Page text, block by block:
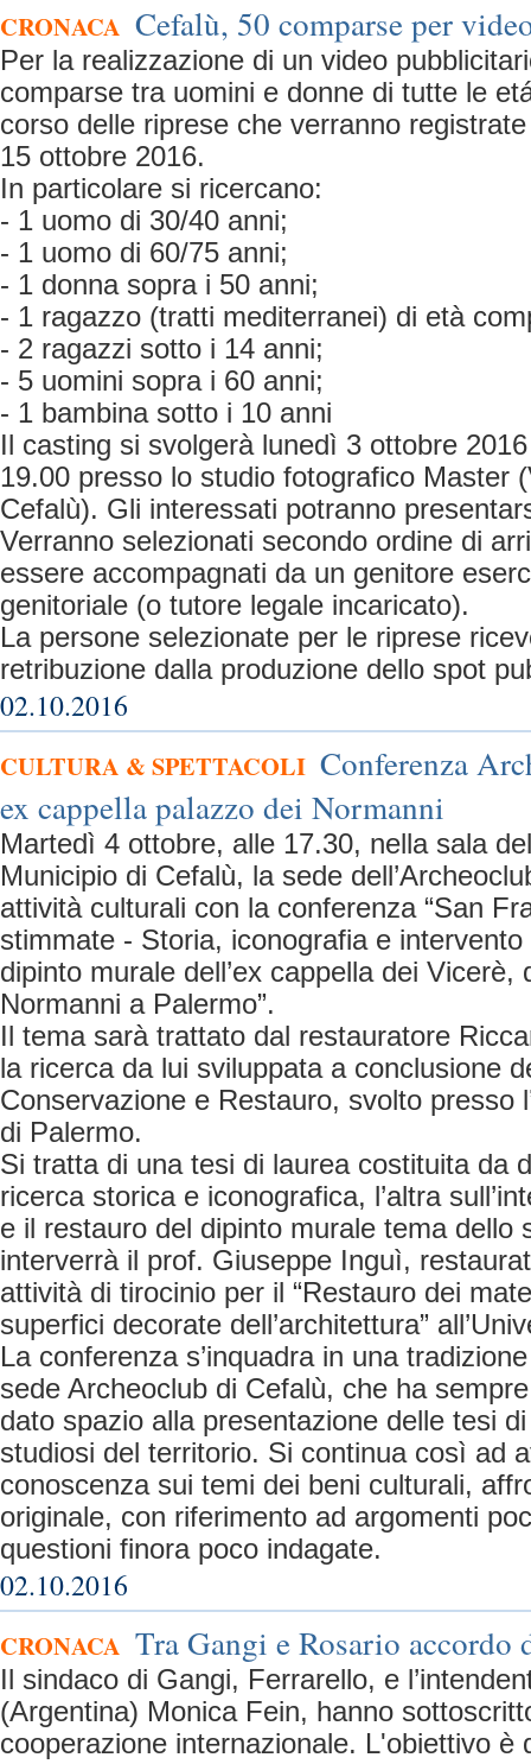
CRONACA Cefalù, 50 comparse per
Per la realizzazione di un video
comparse tra uomini e donne di tutte le
corso delle riprese che verranno
15 ottobre 2016.
In particolare si ricercano:
- 1 uomo di 30/40 anni;
- 1 uomo di 60/75 anni;
- 1 donna sopra i 50 anni;
- 1 ragazzo (tratti mediterranei) di età
- 2 ragazzi sotto i 14 anni;
- 5 uomini sopra i 60 anni;
- 1 bambina sotto i 10 anni
Il casting si svolgerà lunedì 3 ottobre
19.00 presso lo studio fotografico Master
Cefalù). Gli interessati potranno
Verranno selezionati secondo ordine di
essere accompagnati da un genitore
genitoriale (o tutore legale incaricato).
La persone selezionate per le riprese
retribuzione dalla produzione dello spot
02.10.2016
CULTURA & SPETTACOLI Conferenza
ex cappella palazzo dei Normanni
Martedì 4 ottobre, alle 17.30, nella sala
Municipio di Cefalù, la sede
attività culturali con la conferenza “San
stimmate - Storia, iconografia e
dipinto murale dell’ex cappella dei Vicerè,
Normanni a Palermo”.
Il tema sarà trattato dal restauratore
la ricerca da lui sviluppata a conclusione
Conservazione e Restauro, svolto presso
di Palermo.
Si tratta di una tesi di laurea costituita da
ricerca storica e iconografica, l’altra
e il restauro del dipinto murale tema dello
interverrà il prof. Giuseppe Inguì,
attività di tirocinio per il “Restauro dei
superfici decorate dell’architettura”
La conferenza s’inquadra in una
sede Archeoclub di Cefalù, che ha
dato spazio alla presentazione delle tesi
studiosi del territorio. Si continua così ad
conoscenza sui temi dei beni culturali,
originale, con riferimento ad argomenti
questioni finora poco indagate.
02.10.2016
CRONACA Tra Gangi e Rosario accordo
Il sindaco di Gangi, Ferrarello, e
(Argentina) Monica Fein, hanno
cooperazione internazionale. L'obiettivo è